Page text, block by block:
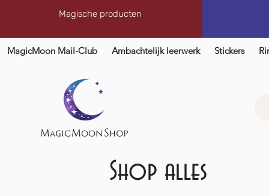
Magische producten
MagicMoon Mail-Club Ambachtelijk leerwerk Stickers
Shop alles